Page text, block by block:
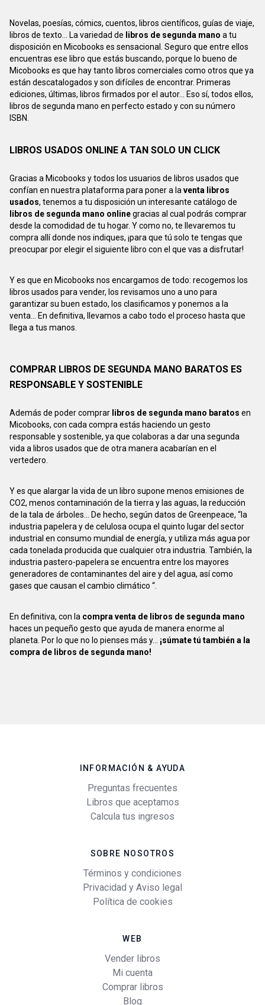
Novelas, poesías, cómics, cuentos, libros científicos, guías de viaje,
libros de texto... La variedad de libros de segunda mano a tu
disposición en Micobooks es sensacional. Seguro que entre ellos
encuentras ese libro que estás buscando, porque lo bueno de
Micobooks es que hay tanto libros comerciales como otros que ya
están descatalogados y son difíciles de encontrar. Primeras
ediciones, últimas, libros firmados por el autor... Eso sí, todos ellos,
libros de segunda mano en perfecto estado y con su número
ISBN.
LIBROS USADOS ONLINE A TAN SOLO UN CLICK
Gracias a Micobooks y todos los usuarios de libros usados que
confían en nuestra plataforma para poner a laventa libros
usados, tenemos a tu disposición un interesante catálogo de
libros de segunda mano onlinegracias al cual podrás comprar
desde la comodidad de tu hogar. Y como no, te llevaremos tu
compra allí donde nos indiques, ¡para que tú solo te tengas que
preocupar por elegir el siguiente libro con el que vas a disfrutar!
Y es que en Micobooks nos encargamos de todo: recogemos los
libros usados para vender, los revisamos uno a uno para
garantizar su buen estado, los clasificamos y ponemos a la
venta... En definitiva, llevamos a cabo todo el proceso hasta que
llega a tus manos.
COMPRAR LIBROS DE SEGUNDA MANO BARATOS ES
RESPONSABLE Y SOSTENIBLE
Además de poder comprar libros de segunda mano baratos en
Micobooks, con cada compra estás haciendo un gesto
responsable y sostenible, ya que colaboras a dar una segunda
vida a libros usados que de otra manera acabarían en el
vertedero.
Y es que alargar la vida de un libro supone menos emisiones de
CO2, menos contaminación de la tierra y las aguas, la reducción
de la tala de árboles... De hecho, según datos de Greenpeace, “la
industria papelera y de celulosa ocupa el quinto lugar del sector
industrial en consumo mundial de energía, y utiliza más agua por
cada tonelada producida que cualquier otra industria. También, la
industria pastero-papelera se encuentra entre los mayores
generadores de contaminantes del aire y del agua, así como
gases que causan el cambio climático “.
En definitiva, con la compra venta de libros de segunda mano
haces un pequeño gesto que ayuda de manera enorme al
planeta. Por lo que no lo pienses más y... ¡súmate tú también a la
compra de libros de segunda mano!
INFORMACIÓN & AYUDA
Preguntas frecuentes
Libros que aceptamos
Calcula tus ingresos
SOBRE NOSOTROS
Términos y condiciones
Privacidad y Aviso legal
Política de cookies
WEB
Vender libros
Mi cuenta
Comprar libros
Blog